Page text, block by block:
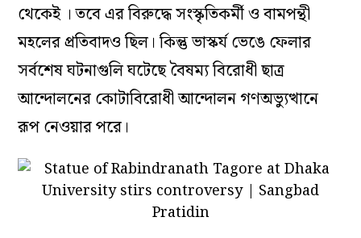
থেকেই । তবে এর বিরুদ্ধে সংস্কৃতিকর্মী ও বামপন্থী
মহলের প্রতিবাদও ছিল। কিন্তু ভাস্কর্য ভেঙে ফেলার
সর্বশেষ ঘটনাগুলি ঘটেছে বৈষম্য বিরোধী ছাত্র
আন্দোলনের কোটাবিরোধী আন্দোলন গণঅভ্যুত্থানে
রূপ নেওয়ার পরে।